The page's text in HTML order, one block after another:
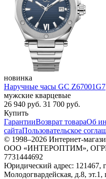
новинка
Наручные часы GC Z67001G7
мужские кварцевые
26 940 руб. 31 700 руб.
Купить
ГарантииВозврат товараОб
сайтаПользовательское
© 1998–2026 Интернет-
ООО «ИНТЕРОПТИМ», ОГРН
7731444692
Юридический адрес: 121467,
Молодогвардейская, д.8,